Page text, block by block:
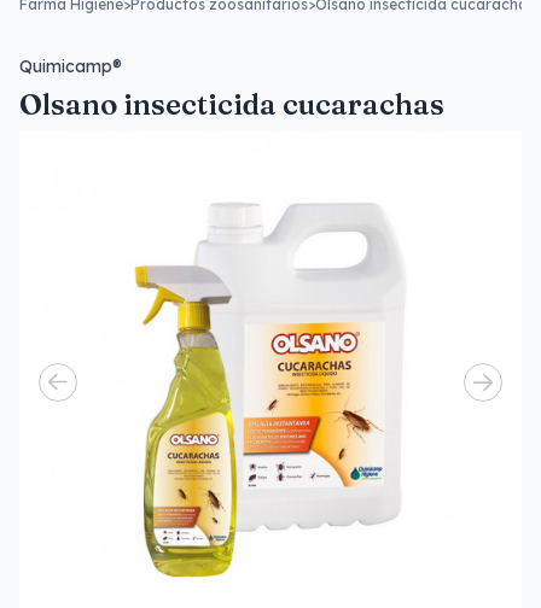
Farma Higiene>Productos zoosanitarios>Olsano insecticida cucarachas
Quimicamp®
Olsano insecticida cucarachas